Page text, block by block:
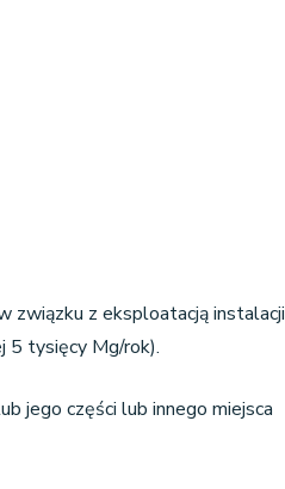
z eksploatacją instalacji
5 tysięcy Mg/rok).
jego części lub innego miejsca